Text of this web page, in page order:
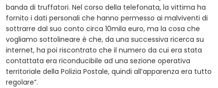
banda di truffatori. Nel corso della telefonata, la vittima ha
fornito i dati personali che hanno permesso ai malviventi di
sottrarre dal suo conto circa 10mila euro, ma la cosa che
vogliamo sottolineare è che, da una successiva ricerca su
internet, ha poi riscontrato che il numero da cui era stata
contattata era riconducibile ad una sezione operativa
territoriale della Polizia Postale, quindi all’apparenza era tutto
regolare”.